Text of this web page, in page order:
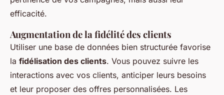
efficacité.
Augmentation de la fidélité des clients
Utiliser une base de données bien structurée favorise
la fidélisation des clients. Vous pouvez suivre les
interactions avec vos clients, anticiper leurs besoins
et leur proposer des offres personnalisées. Les